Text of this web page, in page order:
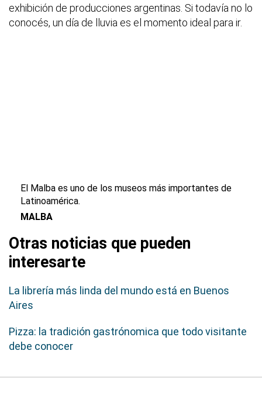
exhibición de producciones argentinas. Si todavía no lo
conocés, un día de lluvia es el momento ideal para ir.
El Malba es uno de los museos más importantes de
Latinoamérica.
MALBA
Otras noticias que pueden
interesarte
La librería más linda del mundo está en Buenos
Aires
Pizza: la tradición gastrónomica que todo visitante
debe conocer